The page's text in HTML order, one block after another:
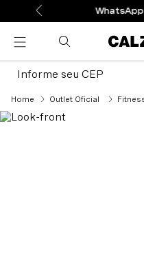
WhatsApp
Informe seu CEP
Outlet Oficial